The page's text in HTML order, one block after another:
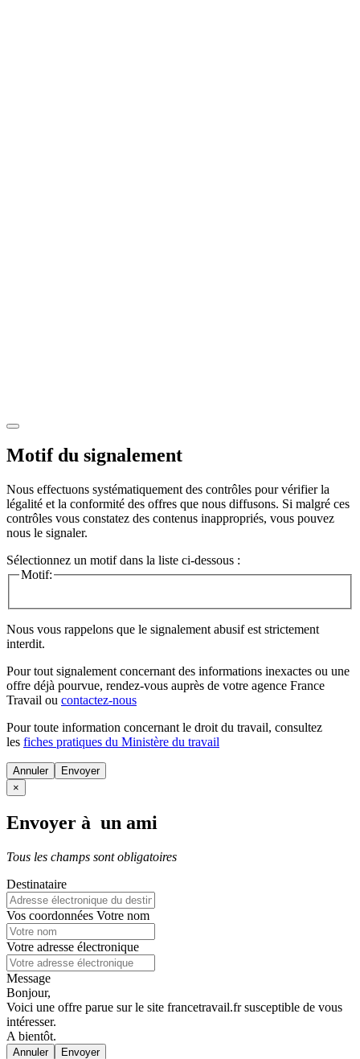
Motif du signalement
Nous effectuons systématiquement des contrôles pour vérifier la
légalité et la conformité des offres que nous diffusons. Si malgré ces
contrôles vous constatez des contenus inappropriés, vous pouvez
nous le signaler.
Sélectionnez un motif dans la liste ci-dessous :
Motif:
Nous vous rappelons que le signalement abusif est strictement
interdit.
Pour tout signalement concernant des informations inexactes ou une
offre déjà pourvue, rendez-vous auprès de votre agence France
Travail ou contactez-nous
Pour toute information concernant le droit du travail, consultez
les fiches pratiques du Ministère du travail
Annuler
×
Envoyer à un ami
Tous les champs sont obligatoires
Destinataire
Vos coordonnées Votre nom
Votre adresse électronique
Message
Bonjour,
Voici une offre parue sur le site francetravail.fr susceptible de vous
intéresser.
A bientôt.
Annuler